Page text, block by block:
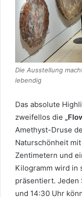
Die Ausstellung
lebendig
Das absolute
zweifellos die
Amethyst-Druse
Naturschönheit
Zentimetern und
Kilogramm wird in
präsentiert. Jeden
und 14:30 Uhr